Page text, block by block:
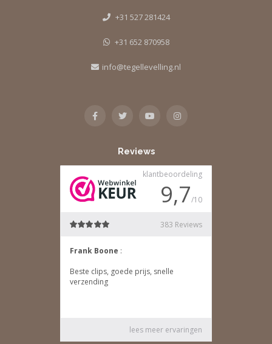
+31 527 281424
+31 652 870958
info@tegellevelling.nl
Reviews